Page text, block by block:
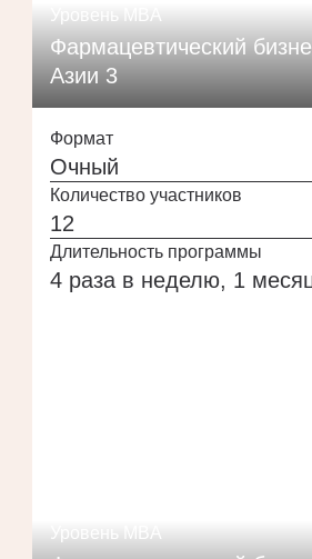
Уровень MBA
Фармацевтический
Азии 3
Формат
Очный
Количество участников
12
Длительность программы
4 раза в неделю, 1
Уровень MBA